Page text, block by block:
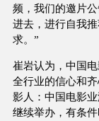
频，我们的邀片
进去，进行自我
求。”
崔岩认为，中国
全行业的信心和
影人：中国电影
继续举办，有条